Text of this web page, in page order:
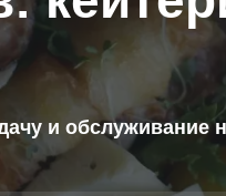
и обслуживание